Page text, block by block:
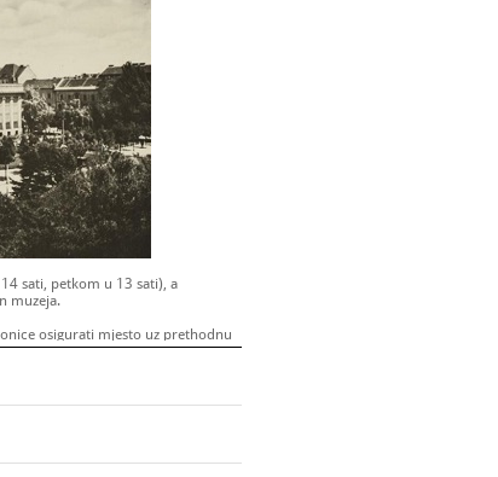
sati, petkom u 13 sati), a
muzeja.
osigurati mjesto uz prethodnu